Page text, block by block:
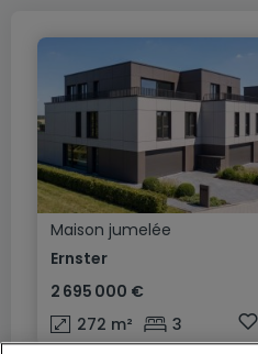
Maison jumelée
Ernster
2 695 000 €
272 m² 3